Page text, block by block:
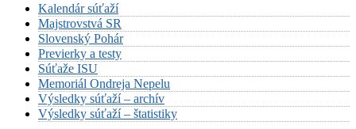
Kalendár súťaží
Majstrovstvá SR
Slovenský Pohár
Previerky a testy
Súťaže ISU
Memoriál Ondreja Nepelu
Výsledky súťaží – archív
Výsledky súťaží – štatistiky